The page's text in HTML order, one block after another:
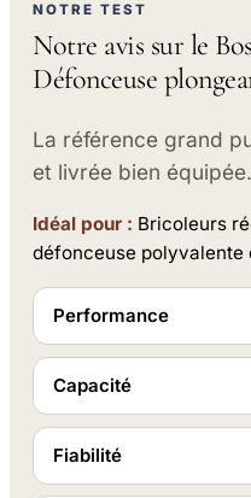
NOTRE TEST
Notre avis sur le
Défonceuse
La référence grand
et livrée bien équipée.
Idéal pour : Bricoleurs
défonceuse polyvalente
Performance
Capacité
Fiabilité